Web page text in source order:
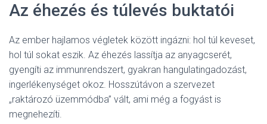
Az éhezés és túlevés buktatói
Az ember hajlamos végletek között ingázni: hol túl keveset,
hol túl sokat eszik. Az éhezés lassítja az anyagcserét,
gyengíti az immunrendszert, gyakran hangulatingadozást,
ingerlékenységet okoz. Hosszútávon a szervezet
„raktározó üzemmódba” vált, ami még a fogyást is
megnehezíti.